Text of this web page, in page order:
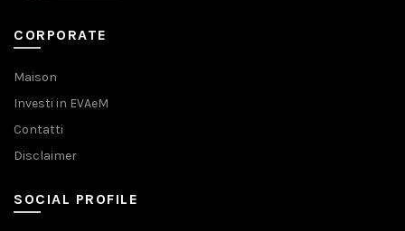
CORPORATE
Maison
Investi in EVAeM
Contatti
Disclaimer
SOCIAL PROFILE